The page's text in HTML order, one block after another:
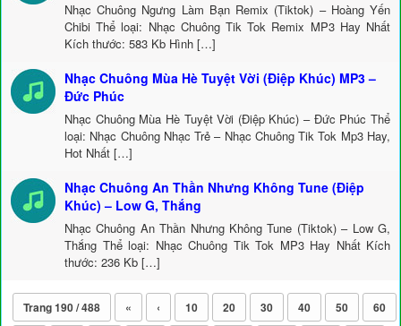
Nhạc Chuông Ngưng Làm Bạn Remix (Tiktok) – Hoàng Yến
Chibi Thể loại: Nhạc Chuông Tik Tok Remix MP3 Hay Nhất
Kích thước: 583 Kb Hình […]
Nhạc Chuông Mùa Hè Tuyệt Vời (Điệp Khúc) MP3 –
Đức Phúc
Nhạc Chuông Mùa Hè Tuyệt Vời (Điệp Khúc) – Đức Phúc Thể
loại: Nhạc Chuông Nhạc Trẻ – Nhạc Chuông Tik Tok Mp3 Hay,
Hot Nhất […]
Nhạc Chuông An Thần Nhưng Không Tune (Điệp
Khúc) – Low G, Thắng
Nhạc Chuông An Thần Nhưng Không Tune (Tiktok) – Low G,
Thắng Thể loại: Nhạc Chuông Tik Tok MP3 Hay Nhất Kích
thước: 236 Kb […]
Trang 190 / 488 « ‹ 10 20 30 40 50 60